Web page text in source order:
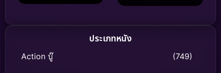
ประเภทหนัง
Action บู๊ (749)